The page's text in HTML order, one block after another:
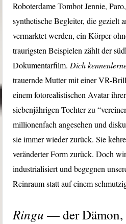
Roboterdame Tombot Jennie,
synthetische Begleiter, die gezielt
vermarktet werden, ein Körper
traurigsten Beispielen zählt der
Dokumentarfilm.Dich
trauernde Mutter mit einer VR-
einem fotorealistischen Avatar
siebenjährigen Tochter zu
millionenfach angesehen und
sie immer wieder zurück. Sie
veränderter Form zurück. Doch
industrialisiert und begegnen
Reinraum statt auf einem
Ringu — der Dämon,